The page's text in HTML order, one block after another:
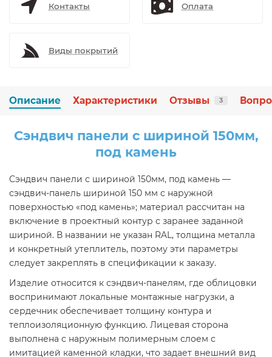
Контакты Оплата
Виды покрытий
Описание Характеристики Отзывы 3
Сэндвич панели с шириной 150мм,
под камень
Сэндвич панели с шириной 150мм, под камень —
сэндвич-панель шириной 150 мм с наружной
поверхностью «под камень»; материал рассчитан на
включение в проектный контур с заранее заданной
шириной. В названии не указан RAL, толщина металла
и конкретный утеплитель, поэтому эти параметры
следует закреплять в спецификации к заказу.
Изделие относится к сэндвич-панелям, где облицовки
воспринимают локальные монтажные нагрузки, а
сердечник обеспечивает толщину контура и
теплоизоляционную функцию. Лицевая сторона
выполнена с наружным полимерным слоем с
имитацией каменной кладки, что задает внешний вид